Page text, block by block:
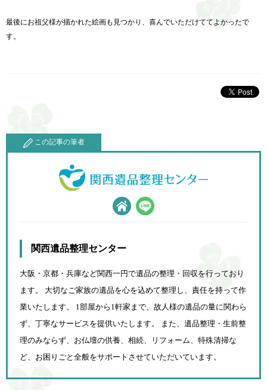
最後にお祖父様が描かれた絵画も見つかり、喜んでいただけててよかったで
す。
この記事の筆者
関西遺品整理センター
大阪・京都・兵庫など関西一円で遺品の整理・回収を行っており
ます。 大切なご家族の遺品を心を込めて整理し、責任を持って作
業いたします。 1部屋から1軒家まで、故人様の遺品の量に関わら
ず、 丁寧なサービスを提供いたします。 また、遺品整理・生前整
理のみならず、お仏壇の供養、相続、
リフォーム、特殊清掃な
ど、お困りごと全般をサポートさせていただいています。